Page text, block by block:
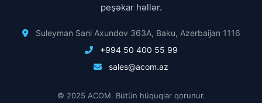
peşəkar həllər.
Suleyman Sani Axundov 363A, Baku, Azerbaijan 1116
+994 50 400 55 99
sales@acom.az
© 2025 ACOM. Bütün hüquqlar qorunur.